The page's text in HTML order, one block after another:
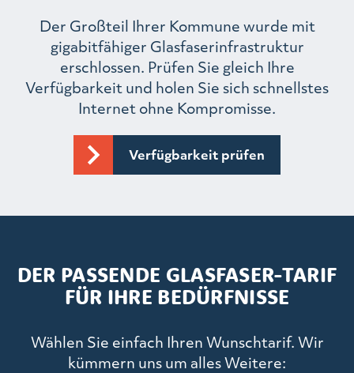
Der Großteil Ihrer Kommune wurde mit
gigabitfähiger Glasfaserinfrastruktur
erschlossen. Prüfen Sie gleich Ihre
Verfügbarkeit und holen Sie sich schnellstes
Internet ohne Kompromisse.
Verfügbarkeit prüfen
DER PASSENDE GLASFASER-TARIF
FÜR IHRE BEDÜRFNISSE
Wählen Sie einfach Ihren Wunschtarif. Wir
kümmern uns um alles Weitere: